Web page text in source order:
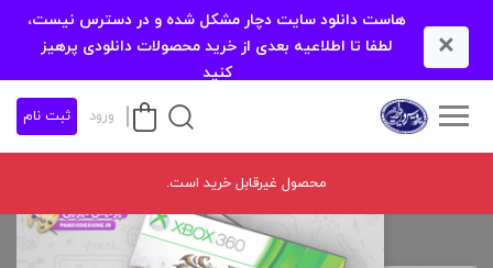
×
هاست دانلود سایت دچار مشکل شده و در دسترس نیست،
لطفا تا اطلاعیه بعدی از خرید محصولات دانلودی پرهیز
کنید
ورود ثبت نام
محصول غیرقابل خرید است.